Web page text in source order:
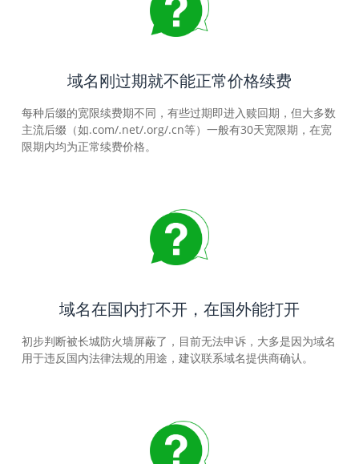
域名刚过期就不能正常价格续费
每种后缀的宽限续费期不同，有些过期即进入赎回期，但大多数
主流后缀（如.com/.net/.org/.cn等）一般有30天宽限期，在宽
限期内均为正常续费价格。
域名在国内打不开，在国外能打开
初步判断被长城防火墙屏蔽了，目前无法申诉，大多是因为域名
用于违反国内法律法规的用途，建议联系域名提供商确认。